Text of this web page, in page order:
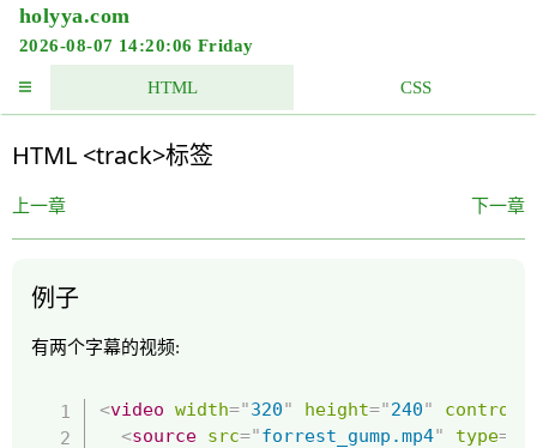
holyya.com
2026-08-07 14:20:06 Friday
HTML CSS
HTML <track>标签
上一章 下一章
例子
有两个字幕的视频:
<video width="320" height="240" controls
<source src="forrest_gump.mp4" type=